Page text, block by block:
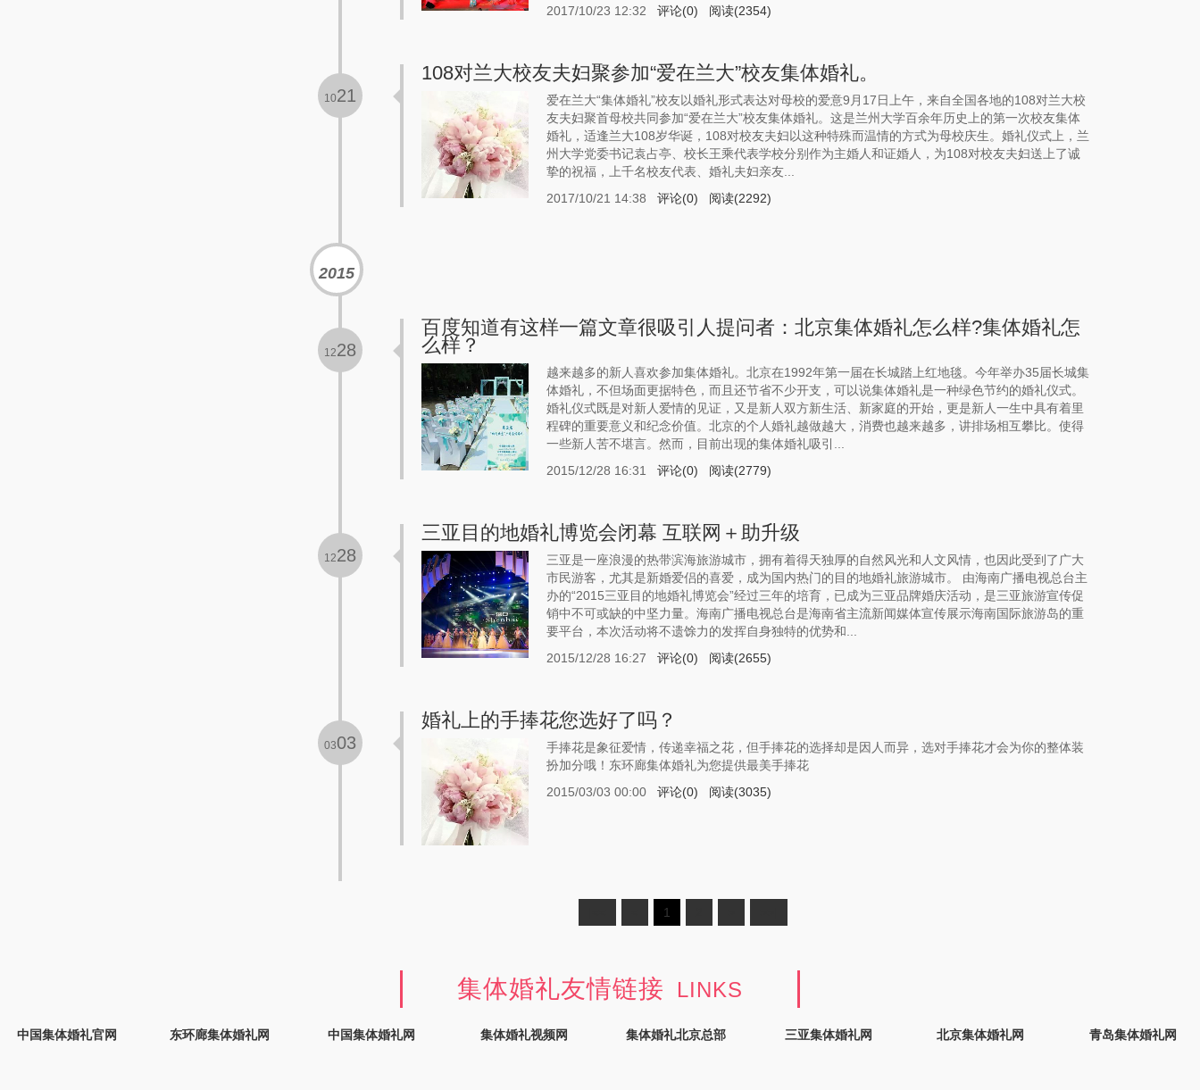
2017/10/23 12:32 评论(0) 阅读(2354)
1021
108对兰大校友夫妇聚参加“爱在兰大”校友集体婚礼。
爱在兰大“集体婚礼”校友以婚礼形式表达对母校的爱意9月17日上午，来自全国各地的108对兰大校
友夫妇聚首母校共同参加“爱在兰大”校友集体婚礼。这是兰州大学百余年历史上的第一次校友集体
婚礼，适逢兰大108岁华诞，108对校友夫妇以这种特殊而温情的方式为母校庆生。婚礼仪式上，兰
州大学党委书记袁占亭、校长王乘代表学校分别作为主婚人和证婚人，为108对校友夫妇送上了诚
挚的祝福，上千名校友代表、婚礼夫妇亲友...
2017/10/21 14:38 评论(0) 阅读(2292)
2015
1228
百度知道有这样一篇文章很吸引人提问者：北京集体婚礼怎么样?集体婚礼怎
么样？
越来越多的新人喜欢参加集体婚礼。北京在1992年第一届在长城踏上红地毯。今年举办35届长城集
体婚礼，不但场面更据特色，而且还节省不少开支，可以说集体婚礼是一种绿色节约的婚礼仪式。
婚礼仪式既是对新人爱情的见证，又是新人双方新生活、新家庭的开始，更是新人一生中具有着里
程碑的重要意义和纪念价值。北京的个人婚礼越做越大，消费也越来越多，讲排场相互攀比。使得
一些新人苦不堪言。然而，目前出现的集体婚礼吸引...
2015/12/28 16:31 评论(0) 阅读(2779)
1228
三亚目的地婚礼博览会闭幕 互联网＋助升级
三亚是一座浪漫的热带滨海旅游城市，拥有着得天独厚的自然风光和人文风情，也因此受到了广大
市民游客，尤其是新婚爱侣的喜爱，成为国内热门的目的地婚礼旅游城市。 由海南广播电视总台主
办的“2015三亚目的地婚礼博览会”经过三年的培育，已成为三亚品牌婚庆活动，是三亚旅游宣传促
销中不可或缺的中坚力量。海南广播电视总台是海南省主流新闻媒体宣传展示海南国际旅游岛的重
要平台，本次活动将不遗馀力的发挥自身独特的优势和...
2015/12/28 16:27 评论(0) 阅读(2655)
0303
婚礼上的手捧花您选好了吗？
手捧花是象征爱情，传递幸福之花，但手捧花的选择却是因人而异，选对手捧花才会为你的整体装
扮加分哦！东环廊集体婚礼为您提供最美手捧花
2015/03/03 00:00 评论(0) 阅读(3035)
1
集体婚礼友情链接 LINKS
中国集体婚礼官网 东环廊集体婚礼网 中国集体婚礼网 集体婚礼视频网 集体婚礼北京总部 三亚集体婚礼网 北京集体婚礼网 青岛集体婚礼网